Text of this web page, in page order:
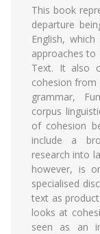
This book
departure
English,
approaches to
Text. It also
cohesion from
grammar,
corpus
of cohesion
include a
research into
however, is
specialised
text as
looks at
seen as an